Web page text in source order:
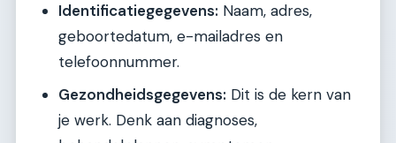
Identificatiegegevens: Naam, adres,
geboortedatum, e-mailadres en
telefoonnummer.
Gezondheidsgegevens: Dit is de kern van
je werk. Denk aan diagnoses,